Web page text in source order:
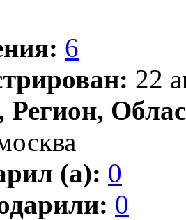
6
22
Регион,
(а): 0
0